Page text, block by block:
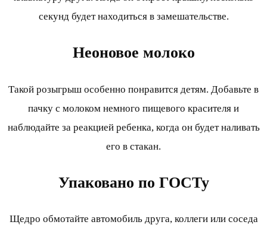
секунд будет находиться в замешательстве.
Неоновое молоко
Такой розыгрыш особенно понравится детям. Добавьте в
пачку с молоком немного пищевого красителя и
наблюдайте за реакцией ребенка, когда он будет наливать
его в стакан.
Упаковано по ГОСТу
Щедро обмотайте автомобиль друга, коллеги или соседа